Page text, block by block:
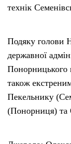
технік
Подяку голови
державної
Понорницького
також
Пекельнику
(Понорниця) та